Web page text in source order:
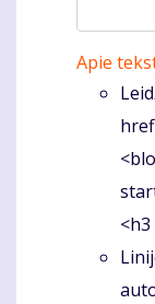
Apie